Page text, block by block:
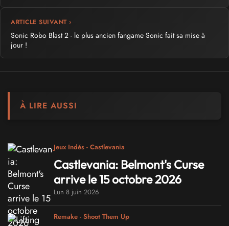
ARTICLE SUIVANT ›
Sonic Robo Blast 2 - le plus ancien fangame Sonic fait sa mise à
jour !
À LIRE AUSSI
Jeux Indés - Castlevania
Castlevania: Belmont's Curse
arrive le 15 octobre 2026
Lun 8 juin 2026
Remake - Shoot Them Up